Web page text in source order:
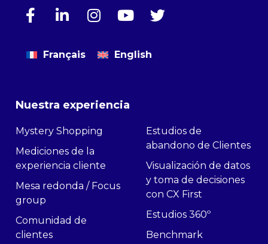
Français English
Nuestra experiencia
Mystery Shopping
Mediciones de la
experiencia cliente
Mesa redonda / Focus
group
Comunidad de
clientes
Estudios de
abandono de Clientes
Visualización de datos
y toma de decisiones
con CX First
Estudios 360º
Benchmark